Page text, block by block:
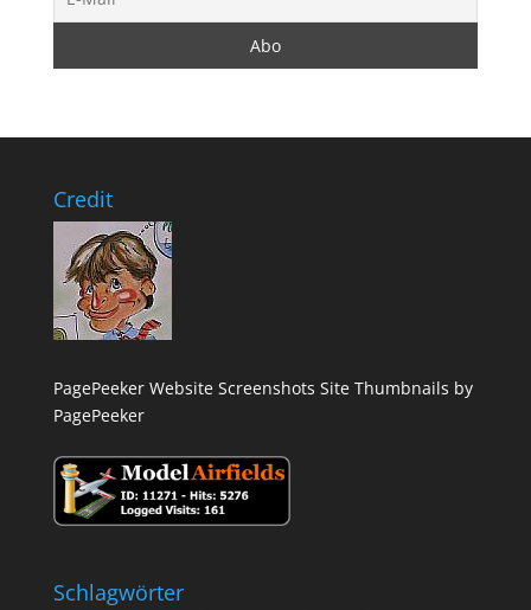
Credit
PagePeeker Website Screenshots Site Thumbnails by
PagePeeker
Schlagwörter